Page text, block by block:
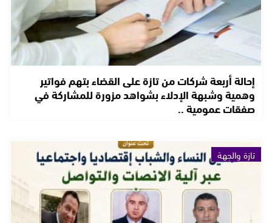
إحالة أربعة شركات من تازة على القضاء بتهم فواتير
وهمية وشبهة الإدلاء بشواهد مزورة للمشاركة في
صفقات عمومية ..
تازة والجهة